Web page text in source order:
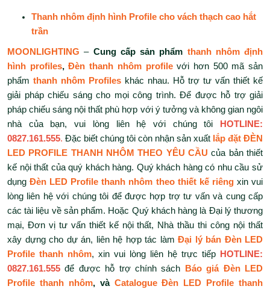
Thanh nhôm định hình Profile cho vách thạch cao hắt
trần
MOONLIGHTING – Cung cấp sản phẩm thanh nhôm định
hình profiles,Đèn thanh nhôm profilevới hơn 500 mã sản
phẩm thanh nhôm Profiles khác nhau. Hỗ trợ tư vấn thiết kế
giải pháp chiếu sáng cho mọi công trình. Để được hỗ trợ giải
pháp chiếu sáng nội thất phù hợp với ý tưởng và không gian ngôi
nhà của bạn, vui lòng liên hệ với chúng tôi
HOTLINE:
0827.161.555. Đặc biết chúng tôi còn nhận sản xuất lắp đặt ĐÈN
LED PROFILE THANH NHÔM THEO YÊU CẦU của bản thiết
kế nội thất của quý khách hàng. Quý khách hàng có nhu cầu sử
dụngĐèn LED Profile thanh nhôm theo thiết kế riêngxin vui
lòng liên hệ với chúng tôi để được hợp trợ tư vấn và cung cấp
các tài liệu về sản phẩm. Hoặc Quý khách hàng là Đại lý thương
mại, Đơn vị tư vấn thiết kế nội thất, Nhà thầu thi công nội thất
xây dựng cho dự án, liên hệ hợp tác làm Đại lý bán Đèn LED
Profile thanh nhôm, xin vui lòng liên hệ trực tiếp
HOTLINE:
0827.161.555 để được hỗ trợ chính sách
Báo giá Đèn LED
Profile thanh nhôm, và Catalogue Đèn LED Profile thanh